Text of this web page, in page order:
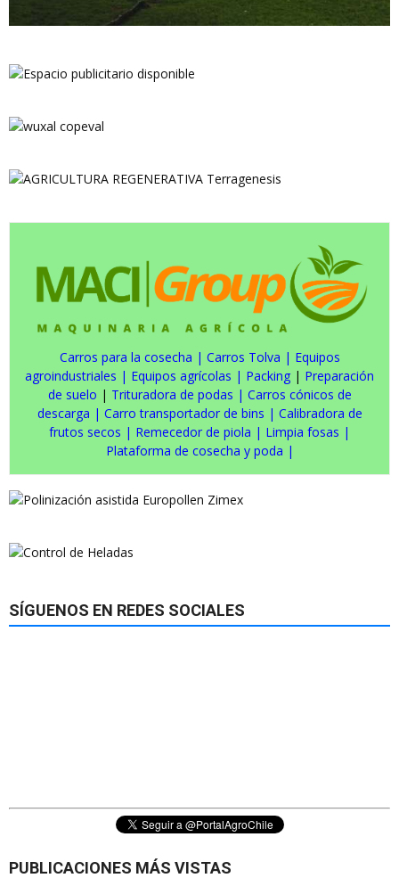
Carros para la cosecha | Carros Tolva | Equipos
agroindustriales | Equipos agrícolas | Packing | Preparación
de suelo | Trituradora de podas | Carros cónicos de
descarga | Carro transportador de bins | Calibradora de
frutos secos | Remecedor de piola | Limpia fosas |
Plataforma de cosecha y poda |
SÍGUENOS EN REDES SOCIALES
PUBLICACIONES MÁS VISTAS